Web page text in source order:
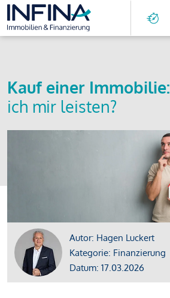
Kauf einer Immobilie:
ich mir leisten?
Autor: Hagen Luckert
Kategorie: Finanzierung
Datum: 17.03.2026